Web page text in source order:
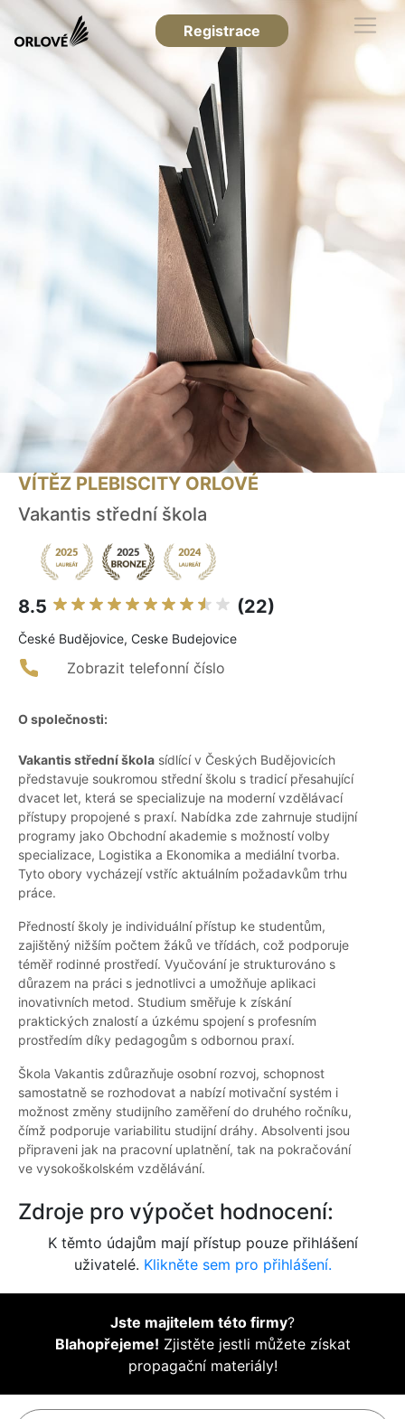
Registrace
VÍTĚZ PLEBISCITY ORLOVÉ
Vakantis střední škola
8.5 (22)
České Budějovice, Ceske Budejovice
Zobrazit telefonní číslo
O společnosti:
Vakantis střední škola sídlící v Českých Budějovicích
představuje soukromou střední školu s tradicí přesahující
dvacet let, která se specializuje na moderní vzdělávací
přístupy propojené s praxí. Nabídka zde zahrnuje studijní
programy jako Obchodní akademie s možností volby
specializace, Logistika a Ekonomika a mediální tvorba.
Tyto obory vycházejí vstříc aktuálním požadavkům trhu
práce.
Předností školy je individuální přístup ke studentům,
zajištěný nižším počtem žáků ve třídách, což podporuje
téměř rodinné prostředí. Vyučování je strukturováno s
důrazem na práci s jednotlivci a umožňuje aplikaci
inovativních metod. Studium směřuje k získání
praktických znalostí a úzkému spojení s profesním
prostředím díky pedagogům s odbornou praxí.
Škola Vakantis zdůrazňuje osobní rozvoj, schopnost
samostatně se rozhodovat a nabízí motivační systém i
možnost změny studijního zaměření do druhého ročníku,
čímž podporuje variabilitu studijní dráhy. Absolventi jsou
připraveni jak na pracovní uplatnění, tak na pokračování
ve vysokoškolském vzdělávání.
Zdroje pro výpočet hodnocení:
K těmto údajům mají přístup pouze přihlášení
uživatelé. Klikněte sem pro přihlášení.
Jste majitelem této firmy?
Blahopřejeme! Zjistěte jestli můžete získat
propagační materiály!